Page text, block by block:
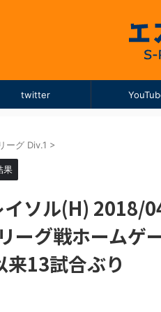
twitter
ーグ Div.1 >
果
ソル(H) 2018/
ーグ戦ホームゲ
来13試合ぶり